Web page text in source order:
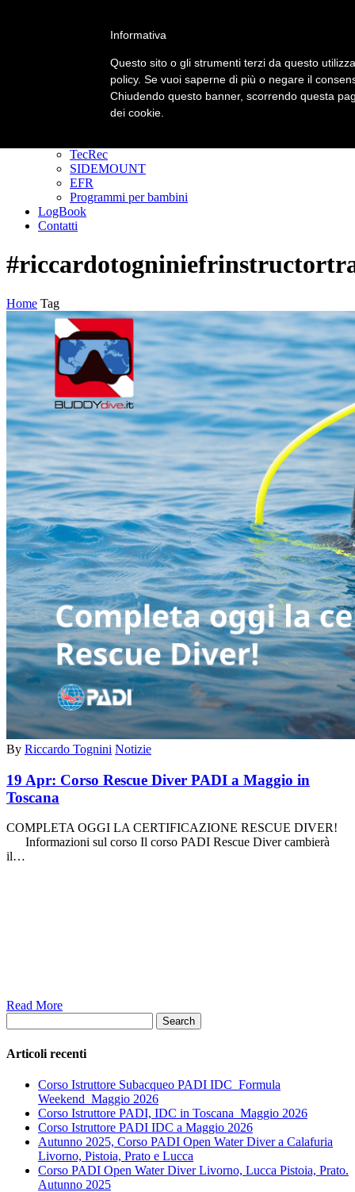
Padi Freediver
TecRec
SIDEMOUNT
EFR
Programmi per bambini
LogBook
Contatti
Home Tag
By Riccardo Tognini Notizie
19 Apr: Corso Rescue Diver PADI a Maggio in
Toscana
COMPLETA OGGI LA CERTIFICAZIONE RESCUE DIVER!
Informazioni sul corso Il corso PADI Rescue Diver cambierà
il…
Read More
Search
Articoli recenti
Corso Istruttore Subacqueo PADI IDC_Formula
Weekend_Maggio 2026
Corso Istruttore PADI, IDC in Toscana_Maggio 2026
Corso Istruttore PADI IDC a Maggio 2026
Autunno 2025, Corso PADI Open Water Diver a Calafuria
Livorno, Pistoia, Prato e Lucca
Corso PADI Open Water Diver Livorno, Lucca Pistoia, Prato.
Autunno 2025
Informativa
Questo sito o gli strumenti terzi da questo
policy. Se vuoi saperne di più o negare il
Chiudendo questo banner, scorrendo questa
dei cookie.